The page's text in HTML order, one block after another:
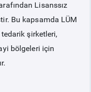
Lisanssız
Bu kapsamda LÜM
şirketleri,
bölgeleri için